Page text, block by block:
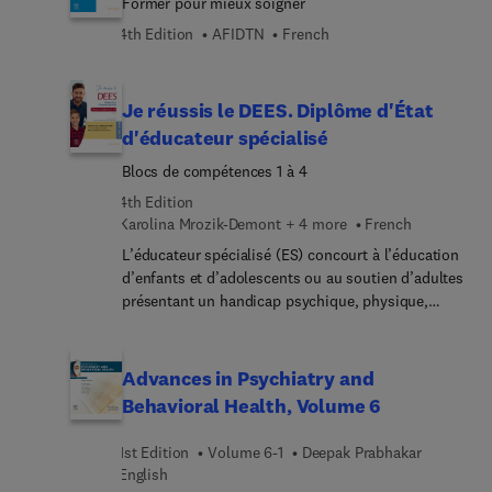
Physiotherapeuten und für Medizinstudierende.
more.
4th Edition
AFIDTN French
Je réussis le DEES. Diplôme d'État
d'éducateur spécialisé
Blocs de compétences 1 à 4
4th Edition
Karolina Mrozik-Demont + 4 more
French
L’éducateur spécialisé (ES) concourt à l’éducation
d’enfants et d’adolescents ou au soutien d’adultes
présentant un handicap psychique, physique,
préserver et de restaurer leur autonomie en les
valorisant par le biais d’activités socio-
éducatives.Le Diplôme d’État (DEES) s'inscrit
référentiels évoluent, les enseignements se
structurent en blocs de compétences, et la
Advances in Psychiatry and
Behavioral Health, Volume 6
1st Edition Volume 6-1
Deepak Prabhakar
English